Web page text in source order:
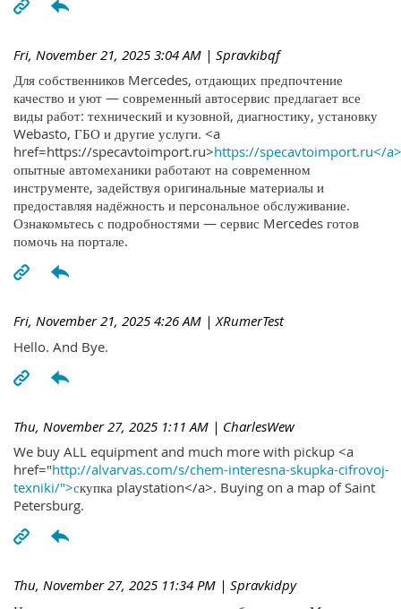
Fri, November 21, 2025 3:04 AM | Spravkibqf
Для собственников Mercedes, отдающих предпочтение
качество и уют — современный автосервис предлагает все
виды работ: технический и кузовной, диагностику, установку
Webasto, ГБО и другие услуги. <a
href=https://specavtoimport.ru>https://specavtoimport.ru</a>
опытные автомеханики работают на современном
инструменте, задействуя оригинальные материалы и
предоставляя надёжность и персональное обслуживание.
Ознакомьтесь с подробностями — сервис Mercedes готов
помочь на портале.
Fri, November 21, 2025 4:26 AM | XRumerTest
Hello. And Bye.
Thu, November 27, 2025 1:11 AM | CharlesWew
We buy ALL equipment and much more with pickup <a
href="http://alvarvas.com/s/chem-interesna-skupka-cifrovoj-
texniki/">скупка playstation</a>. Buying on a map of Saint
Petersburg.
Thu, November 27, 2025 11:34 PM | Spravkidpy